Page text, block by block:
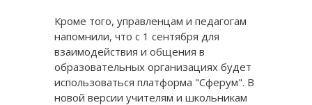
Кроме того, управленцам и педагогам
напомнили, что с 1 сентября для
взаимодействия и общения в
образовательных организациях будет
использоваться платформа "Сферум". В
новой версии учителям и школьникам